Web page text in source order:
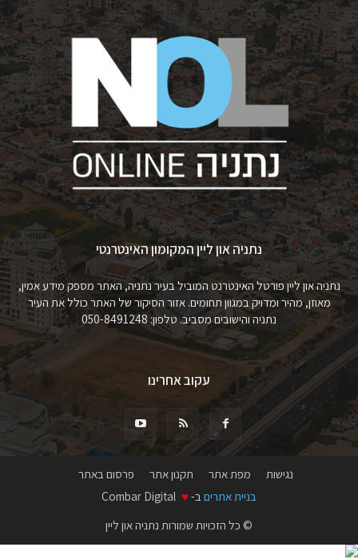
נתניה און ליין המקומון האינטרנטי
נתניה און ליין פורטל האינטרנט המוביל בעיר נתניה, האתר מספק מידע אמין,
מאוזן, מהיר ומדויק במגוון תחומים. אזור הסיקור של האתר כולל את העיר
נתניה והישובים מסביב. טלפון: 050-8491248
עקוב אחרינו
נגישות מפת אתר תקנון אתר
פרסום באתר
בניית אתרים ב- ♥
© כל הזכויות שמורות נתניה און ליין